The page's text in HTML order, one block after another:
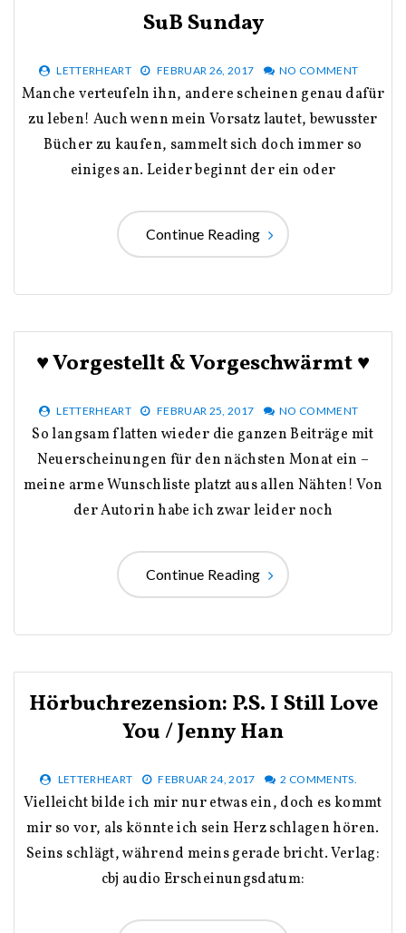
SuB Sunday
LETTERHEART FEBRUAR 26, 2017 NO COMMENT
Manche verteufeln ihn, andere scheinen genau dafür
zu leben! Auch wenn mein Vorsatz lautet, bewusster
Bücher zu kaufen, sammelt sich doch immer so
einiges an. Leider beginnt der ein oder
Continue Reading
♥ Vorgestellt & Vorgeschwärmt ♥
LETTERHEART FEBRUAR 25, 2017 NO COMMENT
So langsam flatten wieder die ganzen Beiträge mit
Neuerscheinungen für den nächsten Monat ein –
meine arme Wunschliste platzt aus allen Nähten! Von
der Autorin habe ich zwar leider noch
Continue Reading
Hörbuchrezension: P.S. I Still Love
You / Jenny Han
LETTERHEART FEBRUAR 24, 2017 2 COMMENTS.
Vielleicht bilde ich mir nur etwas ein, doch es kommt
mir so vor, als könnte ich sein Herz schlagen hören.
Seins schlägt, während meins gerade bricht. Verlag:
cbj audio Erscheinungsdatum: